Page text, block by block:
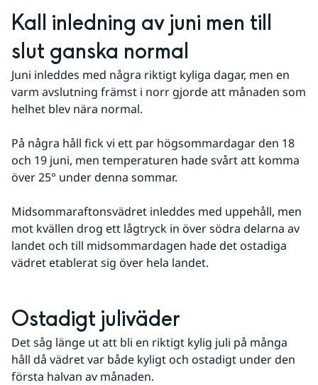
Kall inledning av juni men till
slut ganska normal
Juni inleddes med några riktigt kyliga dagar, men en
varm avslutning främst i norr gjorde att månaden som
helhet blev nära normal.
På några håll fick vi ett par högsommardagar den 18
och 19 juni, men temperaturen hade svårt att komma
över 25° under denna sommar.
Midsommaraftonsvädret inleddes med uppehåll, men
mot kvällen drog ett lågtryck in över södra delarna av
landet och till midsommardagen hade det ostadiga
vädret etablerat sig över hela landet.
Ostadigt juliväder
Det såg länge ut att bli en riktigt kylig juli på många
håll då vädret var både kyligt och ostadigt under den
första halvan av månaden.